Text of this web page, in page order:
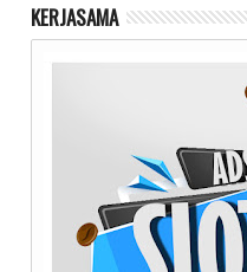
KERJASAMA